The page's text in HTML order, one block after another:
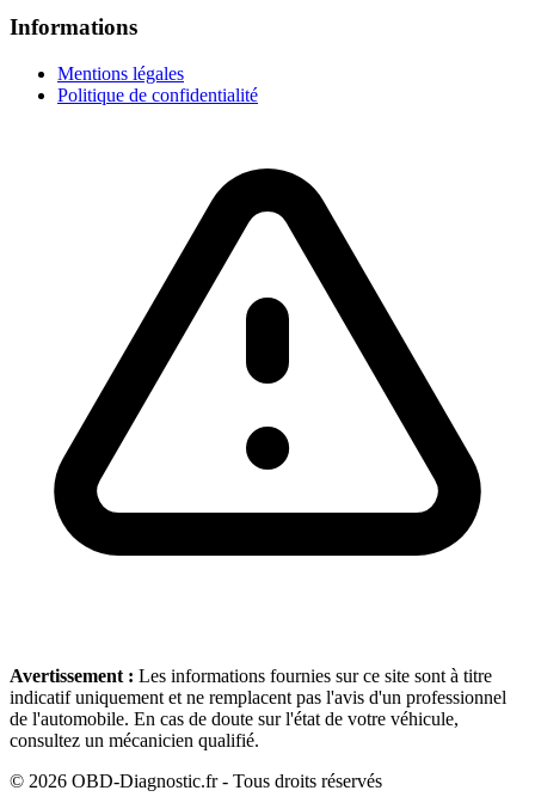
Informations
Mentions légales
Politique de confidentialité
Avertissement : Les informations fournies sur ce site sont à titre
indicatif uniquement et ne remplacent pas l'avis d'un professionnel
de l'automobile. En cas de doute sur l'état de votre véhicule,
consultez un mécanicien qualifié.
© 2026 OBD-Diagnostic.fr - Tous droits réservés